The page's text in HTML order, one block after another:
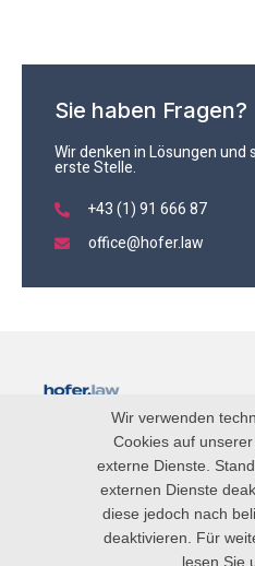
Sie haben Fragen?
Wir denken in Lösungen und
erste Stelle.
+43 (1) 91 666 87
office@hofer.law
Impressum
Datenschutz
Wir verwenden
Cookies auf
externe Dienste.
externen Dienste
diese jedoch nach
deaktivieren. Für
lesen Sie